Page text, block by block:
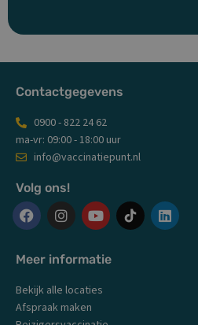
Contactgegevens
0900 - 822 24 62
ma-vr: 09:00 - 18:00 uur
info@vaccinatiepunt.nl
Volg ons!
F
c
e
b
o
o
I
s
t
a
g
r
Y
u
t
b
L
Meer informatie
Bekijk alle locaties
Afspraak maken